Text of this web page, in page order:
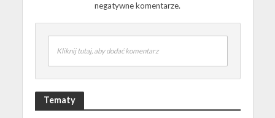
negatywne komentarze.
Kliknij tutaj, aby dodać komentarz
Tematy